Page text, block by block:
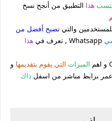
هذا التطبيق من أنجح نسخ
والتي تصبح أفضل من
هذا
الميزات التي يقوم بتقديمها و
عمر برابط مباشر من اسفل ذاك